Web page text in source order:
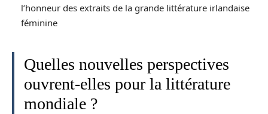
l’honneur des extraits de la grande littérature irlandaise
féminine
Quelles nouvelles perspectives
ouvrent-elles pour la littérature
mondiale ?